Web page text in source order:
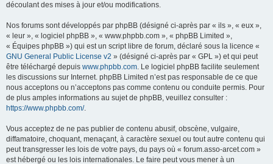
découlant des mises à jour et/ou modifications.
Nos forums sont développés par phpBB (désigné ci-après par « ils », « eux »,
« leur », « logiciel phpBB », « www.phpbb.com », « phpBB Limited »,
« Équipes phpBB ») qui est un script libre de forum, déclaré sous la licence «
GNU General Public License v2 » (désigné ci-après par « GPL ») et qui peut
être téléchargé depuis www.phpbb.com. Le logiciel phpBB facilite seulement
les discussions sur Internet. phpBB Limited n’est pas responsable de ce que
nous acceptons ou n’acceptons pas comme contenu ou conduite permis. Pour
de plus amples informations au sujet de phpBB, veuillez consulter :
https://www.phpbb.com/.
Vous acceptez de ne pas publier de contenu abusif, obscène, vulgaire,
diffamatoire, choquant, menaçant, à caractère sexuel ou tout autre contenu qui
peut transgresser les lois de votre pays, du pays où « forum.asso-arcet.com »
est hébergé ou les lois internationales. Le faire peut vous mener à un